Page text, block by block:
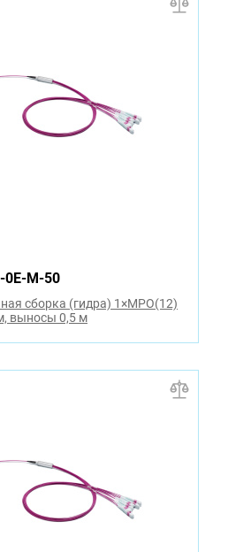
0E-M-50
сборка (гидра) 1×MPO(12)
выносы 0,5 м